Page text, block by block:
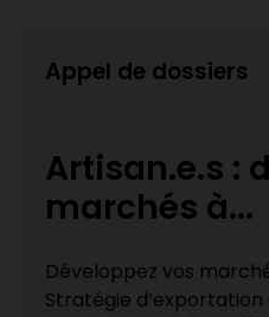
Appel de dossiers
Appel à
patrimoine
La Ville de Montréal
Patrimoine 2026 avec